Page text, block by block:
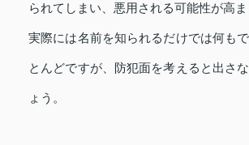
られてしまい、悪用される可能性が高ま
実際には名前を知られるだけでは何も
とんどですが、防犯面を考えると出さ
ょう。